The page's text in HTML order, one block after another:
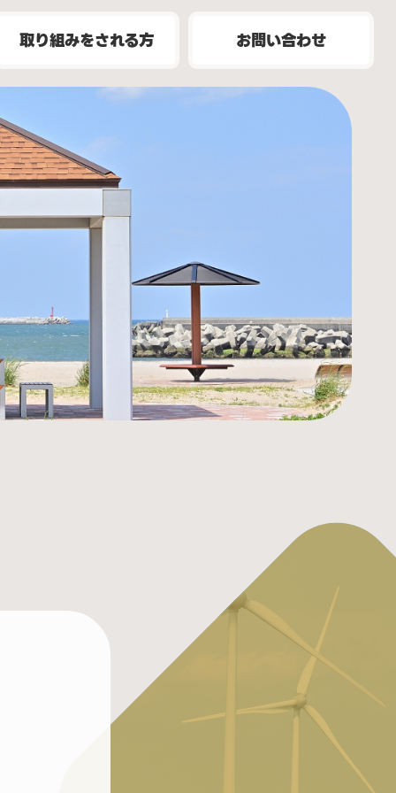
取り組みをされる方 お問い合わせ